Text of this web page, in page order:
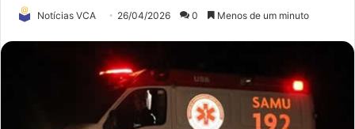
Notícias VCA 26/04/2026 0 Menos de um minuto